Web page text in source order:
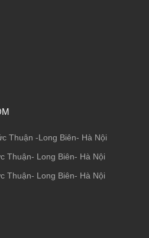
Thuận -Long Biên- Hà Nội
Thuận- Long Biên- Hà Nội
Thuận- Long Biên- Hà Nội